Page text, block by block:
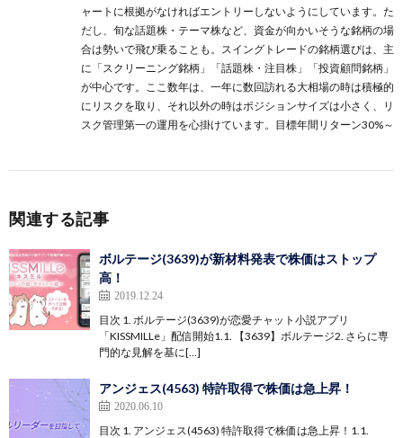
ャートに根拠がなければエントリーしないようにしています。た
だし、旬な話題株・テーマ株など、資金が向かいそうな銘柄の場
合は勢いで飛び乗ることも。スイングトレードの銘柄選びは、主
に 「スクリーニング銘柄」 「話題株・注目株」
「投資顧問銘柄」
が中心です。ここ数年は、一年に数回訪れる大相場の時は積極的
にリスクを取り、それ以外の時はポジションサイズは小さく、リ
スク管理第一の運用を心掛けています。目標年間リターン30%～
関連する記事
ボルテージ(3639)が新材料発表で株価はストップ
高！
2019.12.24
目次 1. ボルテージ(3639)が恋愛チャット小説アプリ
「KISSMILLe」配信開始1.1. 【3639】ボルテージ2. さらに専
門的な見解を基に[…]
アンジェス(4563) 特許取得で株価は急上昇！
2020.06.10
目次 1. アンジェス(4563) 特許取得で株価は急上昇！1.1.